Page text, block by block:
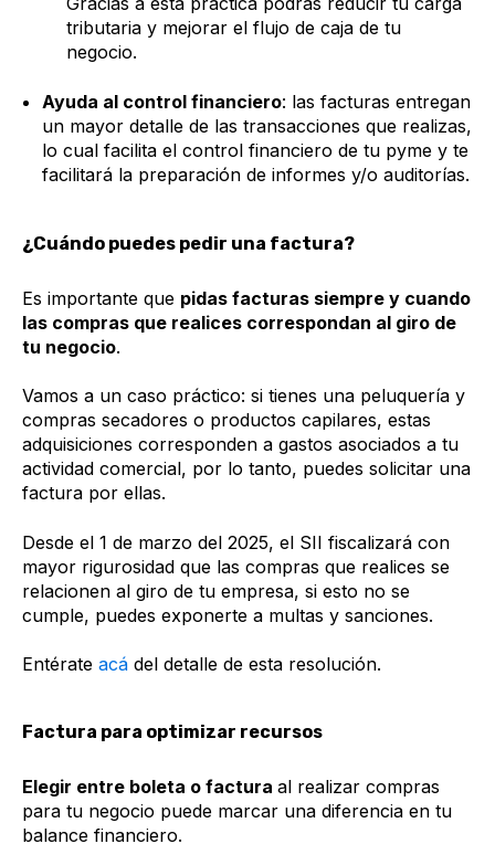
tributaria y mejorar el flujo de caja de tu
negocio.
Ayuda al control financiero: las facturas entregan
un mayor detalle de las transacciones que realizas,
lo cual facilita el control financiero de tu pyme y te
facilitará la preparación de informes y/o auditorías.
¿Cuándo puedes pedir una factura?
Es importante que pidas facturas siempre y cuando
las compras que realices correspondan al giro de
tu negocio.
Vamos a un caso práctico: si tienes una peluquería y
compras secadores o productos capilares, estas
adquisiciones corresponden a gastos asociados a tu
actividad comercial, por lo tanto, puedes solicitar una
factura por ellas.
Desde el 1 de marzo del 2025, el SII fiscalizará con
mayor rigurosidad que las compras que realices se
relacionen al giro de tu empresa, si esto no se
cumple, puedes exponerte a multas y sanciones.
Entérate acá del detalle de esta resolución.
Factura para optimizar recursos
Elegir entre boleta o factura al realizar compras
para tu negocio puede marcar una diferencia en tu
balance financiero.